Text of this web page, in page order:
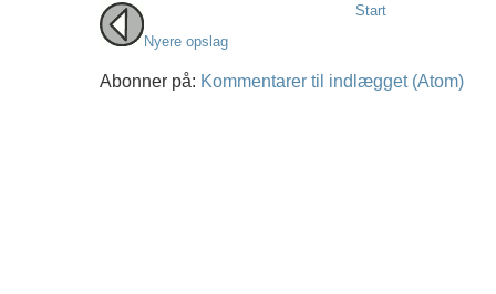
Nyere opslag
Start
Abonner på: Kommentarer til indlægget (Atom)